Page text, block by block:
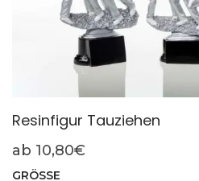
Resinfigur Tauziehen
ab 10,80€
GRÖSSE